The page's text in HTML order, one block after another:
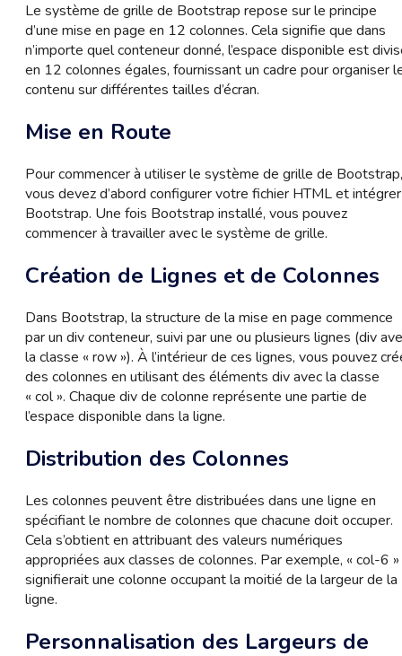
Le système de grille de Bootstrap repose sur le principe
d’une mise en page en 12 colonnes. Cela signifie que dans
n’importe quel conteneur donné, l’espace disponible est
en 12 colonnes égales, fournissant un cadre pour organiser
contenu sur différentes tailles d’écran.
Mise en Route
Pour commencer à utiliser le système de grille de Bootstrap,
vous devez d’abord configurer votre fichier HTML et intégrer
Bootstrap. Une fois Bootstrap installé, vous pouvez
commencer à travailler avec le système de grille.
Création de Lignes et de Colonnes
Dans Bootstrap, la structure de la mise en page commence
par un div conteneur, suivi par une ou plusieurs lignes (div
la classe « row »). À l’intérieur de ces lignes, vous pouvez
des colonnes en utilisant des éléments div avec la classe
« col ». Chaque div de colonne représente une partie de
l’espace disponible dans la ligne.
Distribution des Colonnes
Les colonnes peuvent être distribuées dans une ligne en
spécifiant le nombre de colonnes que chacune doit occuper.
Cela s’obtient en attribuant des valeurs numériques
appropriées aux classes de colonnes. Par exemple, « col-6 »
signifierait une colonne occupant la moitié de la largeur de la
ligne.
Personnalisation des Largeurs de